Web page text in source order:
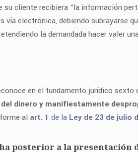
cliente recibiera “la información
vía electrónica, debiendo subrayarse
la demandada hacer valer
en el fundamento jurídico
dinero y manifiestamente
al art. 1 de la Ley de 23 de julio
posterior a la presentación